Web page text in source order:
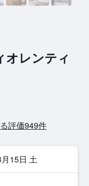
オレンティ
評価949​件
15日 土